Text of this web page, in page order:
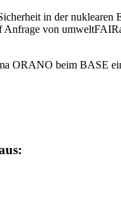
in der
von
ORANO beim BASE